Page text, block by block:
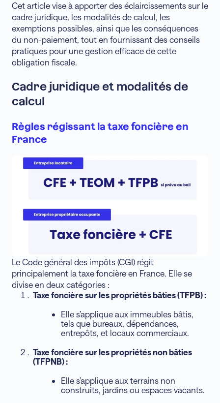
Cet article vise à apporter des éclaircissements sur le
cadre juridique, les modalités de calcul, les
exemptions possibles, ainsi que les conséquences
du non-paiement, tout en fournissant des conseils
pratiques pour une gestion efficace de cette
obligation fiscale.
Cadre juridique et modalités de
calcul
Règles régissant la taxe foncière en
France
Le Code général des impôts (CGI) régit
principalement la taxe foncière en France. Elle se
divise en deux catégories :
Taxe foncière sur les propriétés bâties (TFPB) :
Elle s’applique aux immeubles bâtis,
tels que bureaux, dépendances,
entrepôts, et locaux commerciaux.
Taxe foncière sur les propriétés non bâties
(TFPNB) :
Elle s’applique aux terrains non
construits, jardins ou espaces vacants.